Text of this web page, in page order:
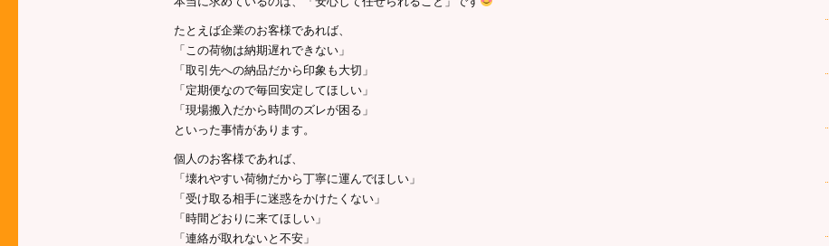
たとえば企業のお客様であれば、
「この荷物は納期遅れできない」
「取引先への納品だから印象も大切」
「定期便なので毎回安定してほしい」
「現場搬入だから時間のズレが困る」
といった事情があります。
個人のお客様であれば、
「壊れやすい荷物だから丁寧に運んでほしい」
「受け取る相手に迷惑をかけたくない」
「時間どおりに来てほしい」
「連絡が取れないと不安」